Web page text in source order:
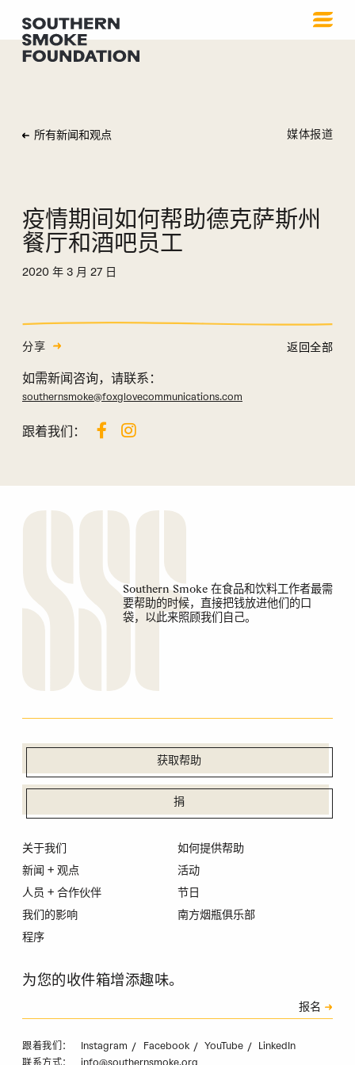
所有新闻和观点 媒体报道
疫情期间如何帮助德克萨斯州
餐厅和酒吧员工
2020 年 3 月 27 日
分享 返回全部
如需新闻咨询，请联系：
southernsmoke@foxglovecommunications.com
跟着我们：
Southern Smoke 在食品和饮料工作者最需
要帮助的时候，直接把钱放进他们的口
袋，以此来照顾我们自己。
获取帮助
捐
关于我们
新闻 + 观点
人员 + 合作伙伴
我们的影响
程序
如何提供帮助
活动
节日
南方烟瓶俱乐部
为您的收件箱增添趣味。
验证码
报名
跟着我们： Instagram Facebook YouTube LinkedIn
info@southernsmoke.org